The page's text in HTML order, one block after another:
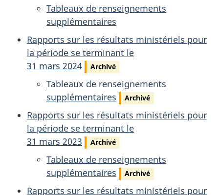
Tableaux de renseignements
supplémentaires
Rapports sur les résultats ministériels pour
la période se terminant le
31 mars 2024
Archivé
Tableaux de renseignements
supplémentaires
Archivé
Rapports sur les résultats ministériels pour
la période se terminant le
31 mars 2023
Archivé
Tableaux de renseignements
supplémentaires
Archivé
Rapports sur les résultats ministériels pour